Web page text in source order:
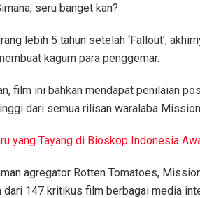
seru banget kan?
lebih 5 tahun setelah ‘Fallout’,
kagum para penggemar.
film ini bahkan mendapat penilaian
dari semua rilisan waralaba
yang Tayang di Bioskop Indonesia
agregator Rotten Tomatoes,
147 kritikus film berbagai media